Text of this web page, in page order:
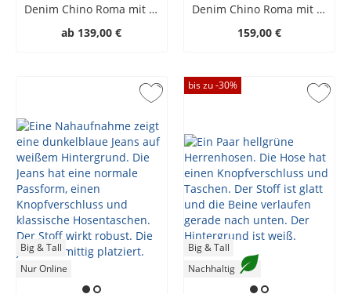
Denim Chino Roma mit Stretch
ab 139,00 €
Denim Chino Roma mit Stretch
159,00 €
Big & Tall
Nur Online
bis zu -30%
Big & Tall
Nachhaltig